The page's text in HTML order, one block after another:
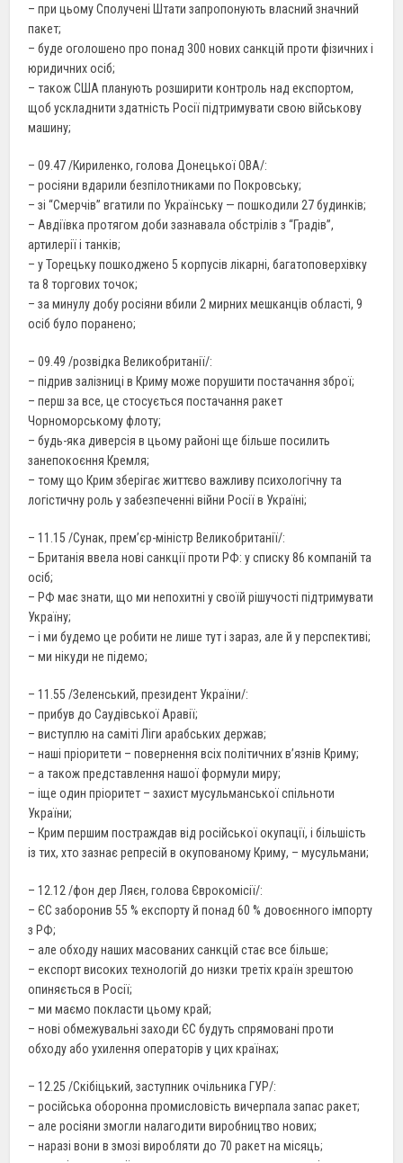
– при цьому Сполучені Штати запропонують власний значний
пакет;
– буде оголошено про понад 300 нових санкцій проти фізичних і
юридичних осіб;
– також США планують розширити контроль над експортом,
щоб ускладнити здатність Росії підтримувати свою військову
машину;
– 09.47 /Кириленко, голова Донецької ОВА/:
– росіяни вдарили безпілотниками по Покровську;
– зі “Смерчів” вгатили по Українську — пошкодили 27 будинків;
– Авдіївка протягом доби зазнавала обстрілів з “Градів”,
артилерії і танків;
– у Торецьку пошкоджено 5 корпусів лікарні, багатоповерхівку
та 8 торгових точок;
– за минулу добу росіяни вбили 2 мирних мешканців області, 9
осіб було поранено;
– 09.49 /розвідка Великобританії/:
– підрив залізниці в Криму може порушити постачання зброї;
– перш за все, це стосується постачання ракет
Чорноморському флоту;
– будь-яка диверсія в цьому районі ще більше посилить
занепокоєння Кремля;
– тому що Крим зберігає життєво важливу психологічну та
логістичну роль у забезпеченні війни Росії в Україні;
– 11.15 /Cунак, прем’єр-міністр Великобританії/:
– Британія ввела нові санкції проти РФ: у списку 86 компаній та
осіб;
– РФ має знати, що ми непохитні у своїй рішучості підтримувати
Україну;
– і ми будемо це робити не лише тут і зараз, але й у перспективі;
– ми нікуди не підемо;
– 11.55 /Зеленський, президент України/:
– прибув до Саудівської Аравії;
– виступлю на саміті Ліги арабських держав;
– наші пріоритети – повернення всіх політичних в’язнів Криму;
– а також представлення нашої формули миру;
– іще один пріоритет – захист мусульманської спільноти
України;
– Крим першим постраждав від російської окупації, і більшість
із тих, хто зазнає репресій в окупованому Криму, – мусульмани;
– 12.12 /фон дер Ляєн, голова Єврокомісії/:
– ЄС заборонив 55 % експорту й понад 60 % довоєнного імпорту
з РФ;
– але обходу наших масованих санкцій стає все більше;
– експорт високих технологій до низки третіх країн зрештою
опиняється в Росії;
– ми маємо покласти цьому край;
– нові обмежувальні заходи ЄС будуть спрямовані проти
обходу або ухилення операторів у цих країнах;
– 12.25 /Скібіцький, заступник очільника ГУР/:
– російська оборонна промисловість вичерпала запас ракет;
– але росіяни змогли налагодити виробництво нових;
– наразі вони в змозі виробляти до 70 ракет на місяць;